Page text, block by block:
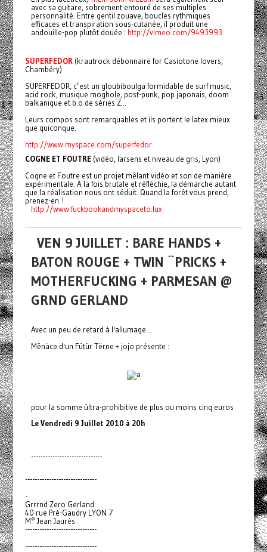
avec sa guitare, sobrement entouré de ses multiples
personnalité. Entre gentil zouave, boucles rythmiques
efficaces et transpiration sous-cutanée, il produit une
andouille-pop plutôt douée : http://vimeo.com/9493993
SUPERFEDOR(krautrock débonnaire for Casiotone lovers,
Chambéry)
SUPERFEDOR, c’est un gloubiboulga formidable de surf music,
acid rock, musique moghole, post-punk, pop japonais, doom
balkanique et b.o de séries Z...
Leurs compos sont remarquables et ils portent le latex mieux
que quiconque.
http://www.myspace.com/superfedor
COGNE ET FOUTRE(vidéo, larsens et niveau de gris, Lyon)
Cogne et Foutre est un projet mêlant vidéo et son de manière
expérimentale. À la fois brutale et réfléchie, la démarche autant
que la réalisation nous ont séduit. Quand la forêt vous prend,
prenez-en !
http://www.fuckbookandmyspaceto.lux
VEN 9 JUILLET : BARE HANDS +
BATON ROUGE + TWIN ¨PRICKS +
MOTHERFUCKING + PARMESAN @
GRND GERLAND
Avec un peu de retard à l'allumage...
Mënäce d'un Fütür Tërne + jojo présente :
pour la somme ültra-prohibitive de plus ou moins cinq euros
Le Vendredi 9 Juillet 2010 à 20h
------------------------------
------------------------------
-
Grrrnd Zero Gerland
40 rue Pré-Gaudry LYON 7
M° Jean Jaurès
------------------------------
------------------------------